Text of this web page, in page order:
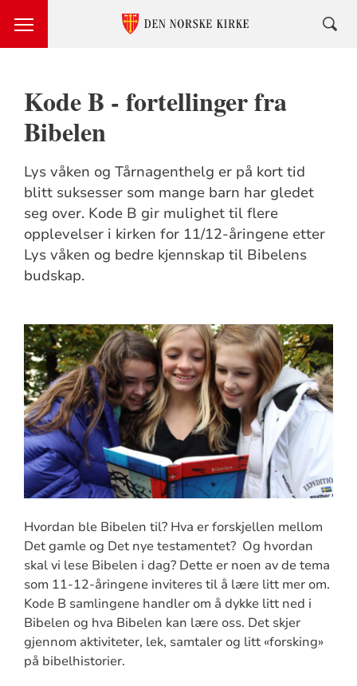
Kode B - fortellinger fra
Bibelen
Lys våken og Tårnagenthelg er på kort tid
blitt suksesser som mange barn har gledet
seg over. Kode B gir mulighet til flere
opplevelser i kirken for 11/12-åringene etter
Lys våken og bedre kjennskap til Bibelens
budskap.
Hvordan ble Bibelen til? Hva er forskjellen mellom
Det gamle og Det nye testamentet? Og hvordan
skal vi lese Bibelen i dag? Dette er noen av de tema
som 11-12-åringene inviteres til å lære litt mer om.
Kode B samlingene handler om å dykke litt ned i
Bibelen og hva Bibelen kan lære oss. Det skjer
gjennom aktiviteter, lek, samtaler og litt «forsking»
på bibelhistorier.